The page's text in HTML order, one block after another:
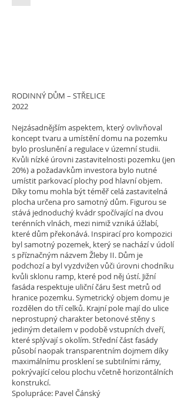
RODINNÝ DŮM – STŘELICE
2022
Nejzásadnějším aspektem, který ovlivňoval
koncept tvaru a umístění domu na pozemku
bylo proslunění a regulace v územní studii.
Kvůli nízké úrovni zastavitelnosti pozemku (jen
20%) a požadavkům investora bylo nutné
umístit parkovací plochy pod hlavní objem.
Díky tomu mohla být téměř celá zastavitelná
plocha určena pro samotný dům. Figurou se
stává jednoduchý kvádr spočívající na dvou
terénních vlnách, mezi nimiž vzniká úžlabí,
které dům překonává. Inspirací pro kompozici
byl samotný pozemek, který se nachází v údolí
s příznačným názvem Žleby II. Dům je
podchozí a byl vyzdvižen vůči úrovni chodníku
kvůli sklonu ramp, které pod něj ústí. Jižní
fasáda respektuje uliční čáru šest metrů od
hranice pozemku. Symetrický objem domu je
rozdělen do tří celků. Krajní pole mají do ulice
neprostupný charakter betonové stěny s
jediným detailem v podobě vstupních dveří,
které splývají s okolím. Střední část fasády
působí naopak transparentním dojmem díky
maximálnímu prosklení se subtilními rámy,
pokrývající celou plochu včetně horizontálních
konstrukcí.
Spolupráce: Pavel Čánský